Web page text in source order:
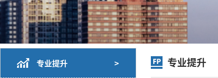
专业提升 > 专业提升